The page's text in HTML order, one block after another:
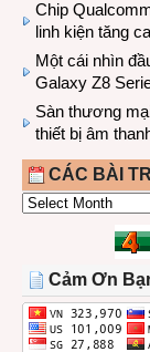
Chip
linh kiện tăng
Một cái nhìn
Galaxy Z8
Sàn thương
thiết bị âm
CÁC BÀI
CÁC
THÁNG
Cảm Ơn